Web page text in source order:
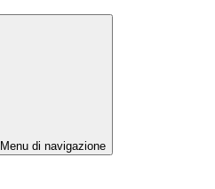
Menu di navigazione